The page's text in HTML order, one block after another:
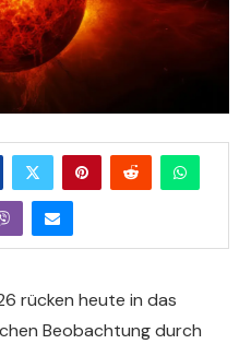
rücken heute in das
Beobachtung durch